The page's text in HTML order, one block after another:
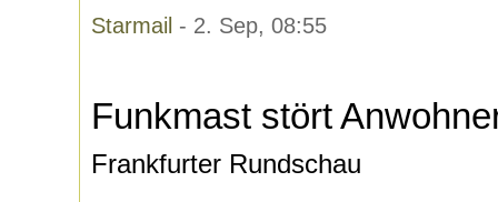
Starmail - 2. Sep, 08:55
Funkmast stört
Frankfurter Rundschau